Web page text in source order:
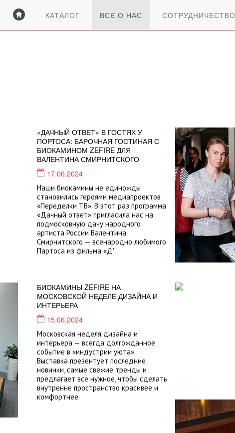
КАТАЛОГ ВСЕ О НАС СОТРУДНИЧЕСТВО
«ДАЧНЫЙ ОТВЕТ» В ГОСТЯХ У
ПОРТОСА: БАРОЧНАЯ ГОСТИНАЯ С
БИОКАМИНОМ ZEFIRE ДЛЯ
ВАЛЕНТИНА СМИРНИТСКОГО
17.06.2024
Наши биокамины не единожды
становились героями медиапроектов
«Переделки ТВ». В этот раз программа
«Дачный ответ» пригласила нас на
подмосковную дачу народного
артиста России Валентина
Смирнитского — всенародно любимого
Партоса из фильма «Д'...
БИОКАМИНЫ ZEFIRE НА
МОСКОВСКОЙ НЕДЕЛЕ ДИЗАЙНА И
ИНТЕРЬЕРА
15.06.2024
Московская неделя дизайна и
интерьера — всегда долгожданное
событие в «индустрии уюта».
Выставка презентует последние
новинки, самые свежие тренды и
предлагает все нужное, чтобы сделать
внутренне пространство красивее и
комфортнее.